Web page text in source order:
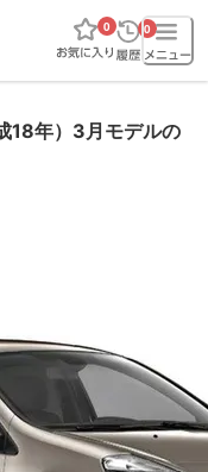
0 0
18年）3月モデルの